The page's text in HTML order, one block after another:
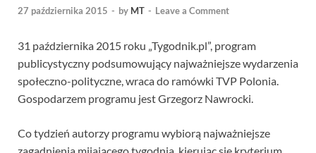
27 października 2015 - by MT - Leave a Comment
31 października 2015 roku „Tygodnik.pl”, program
publicystyczny podsumowujący najważniejsze wydarzenia
społeczno-polityczne, wraca do ramówki TVP Polonia.
Gospodarzem programu jest Grzegorz Nawrocki.
Co tydzień autorzy programu wybiorą najważniejsze